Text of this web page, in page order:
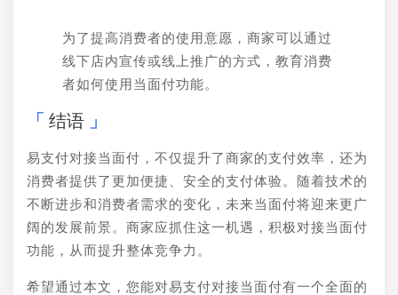
为了提高消费者的使用意愿，商家可以通过
线下店内宣传或线上推广的方式，教育消费
者如何使用当面付功能。
结语
易支付对接当面付，不仅提升了商家的支付效率，还为
消费者提供了更加便捷、安全的支付体验。随着技术的
不断进步和消费者需求的变化，未来当面付将迎来更广
阔的发展前景。商家应抓住这一机遇，积极对接当面付
功能，从而提升整体竞争力。
希望通过本文，您能对易支付对接当面付有一个全面的